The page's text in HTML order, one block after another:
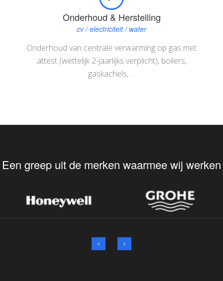
Onderhoud & Herstelling
cv / electriciteit / water
Onderhoud van centrale verwarming op gas met
attest (wettelijk 2-jaarlijks verplicht), boilers,
gaskachels, ...
Een greep uit de merken waarmee wij werken